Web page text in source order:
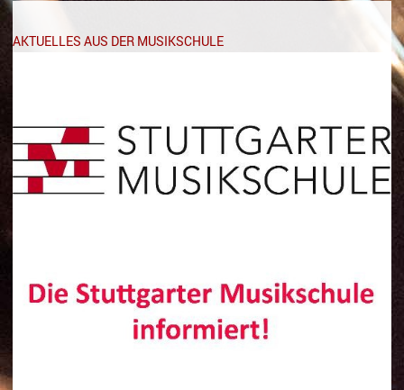
Dirigieren
Elementare Musikpädagogik
Feldenkrais
Komposition
Musikproduktion, DJing und
AKTUELLES AUS DER MUSIKSCHULE